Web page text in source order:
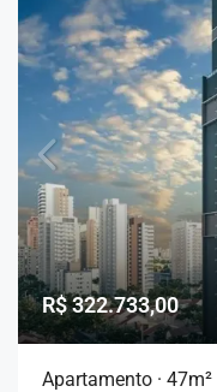
R$ 322.733,00